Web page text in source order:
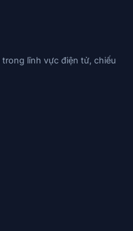
lĩnh vực điện tử, chiếu